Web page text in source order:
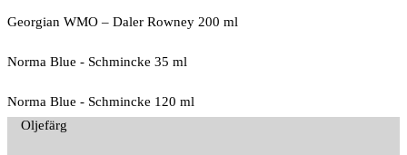
Georgian WMO – Daler Rowney 200 ml
Norma Blue - Schmincke 35 ml
Norma Blue - Schmincke 120 ml
Oljefärg